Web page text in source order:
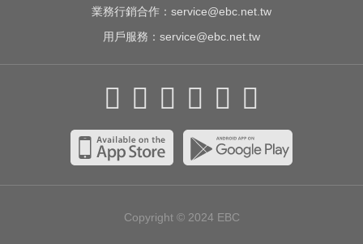
業務行銷合作： service@ebc.net.tw
用戶服務： service@ebc.net.tw
Copyright © 2024 EBC